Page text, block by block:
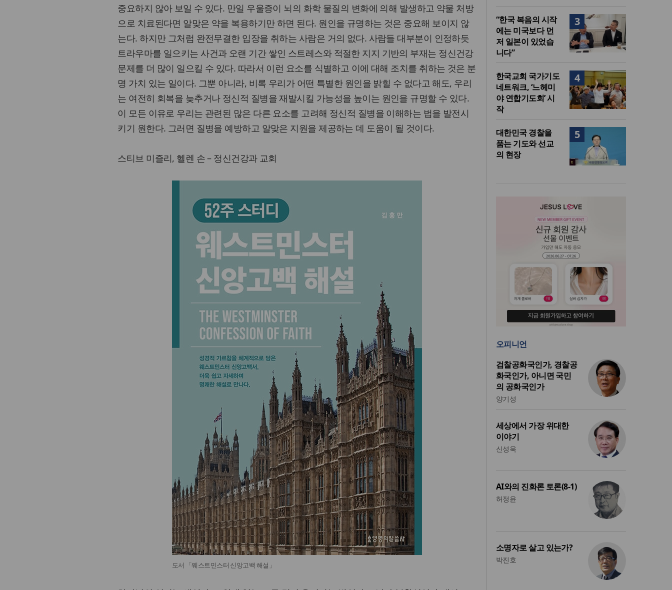
중요하지 않아 보일 수 있다. 만일 우울증이 뇌의 화학 물질의 변화에 의해 발생하고 약물 처방
으로 치료된다면 알맞은 약을 복용하기만 하면 된다. 원인을 규명하는 것은 중요해 보이지 않
는다. 하지만 그처럼 완전무결한 입장을 취하는 사람은 거의 없다. 사람들 대부분이 인정하듯
트라우마를 일으키는 사건과 오랜 기간 쌓인 스트레스와 적절한 지지 기반의 부재는 정신건강
문제를 더 많이 일으킬 수 있다. 따라서 이런 요소를 식별하고 이에 대해 조치를 취하는 것은 분
명 가치 있는 일이다. 그뿐 아니라, 비록 우리가 어떤 특별한 원인을 밝힐 수 없다고 해도, 우리
는 여전히 회복을 늦추거나 정신적 질병을 재발시킬 가능성을 높이는 원인을 규명할 수 있다.
이 모든 이유로 우리는 관련된 많은 다른 요소를 고려해 정신적 질병을 이해하는 법을 발전시
키기 원한다. 그러면 질병을 예방하고 알맞은 지원을 제공하는 데 도움이 될 것이다.
스티브 미즐리, 헬렌 손 – 정신건강과 교회
도서 「웨스트민스터 신앙고백 해설」
3
“한국 복음의 시작
에는 미국보다 먼
저 일본이 있었습
니다”
4
한국교회 국가기도
네트워크, ‘느헤미
야 연합기도회’ 시
작
5
대한민국 경찰을
품는 기도와 선교
의 현장
오피니언
검찰공화국인가, 경찰공
화국인가, 아니면 국민
의 공화국인가
양기성
세상에서 가장 위대한
이야기
신성욱
AI와의 진화론 토론(8-1)
허정윤
소명자로 살고 있는가?
박진호